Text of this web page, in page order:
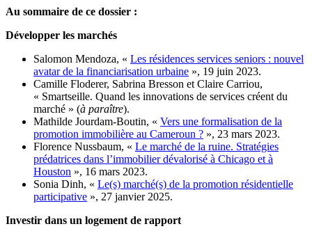
Au sommaire de ce dossier :
Développer les marchés
Salomon Mendoza, « Les résidences services seniors : nouvel
avatar de la financiarisation urbaine », 19 juin 2023.
Camille Floderer, Sabrina Bresson et Claire Carriou,
« Smartseille. Quand les innovations de services créent du
marché » (à paraître).
Mathilde Jourdam-Boutin, « Vers une formalisation de la
promotion immobilière au Cameroun ? », 23 mars 2023.
Florence Nussbaum, « Le marché de la ruine. Stratégies
prédatrices dans l’immobilier dévalorisé à Chicago et à
Houston », 16 mars 2023.
Sonia Dinh, « Le(s) marché(s) de la promotion résidentielle
participative », 27 janvier 2025.
Investir dans un logement de rapport